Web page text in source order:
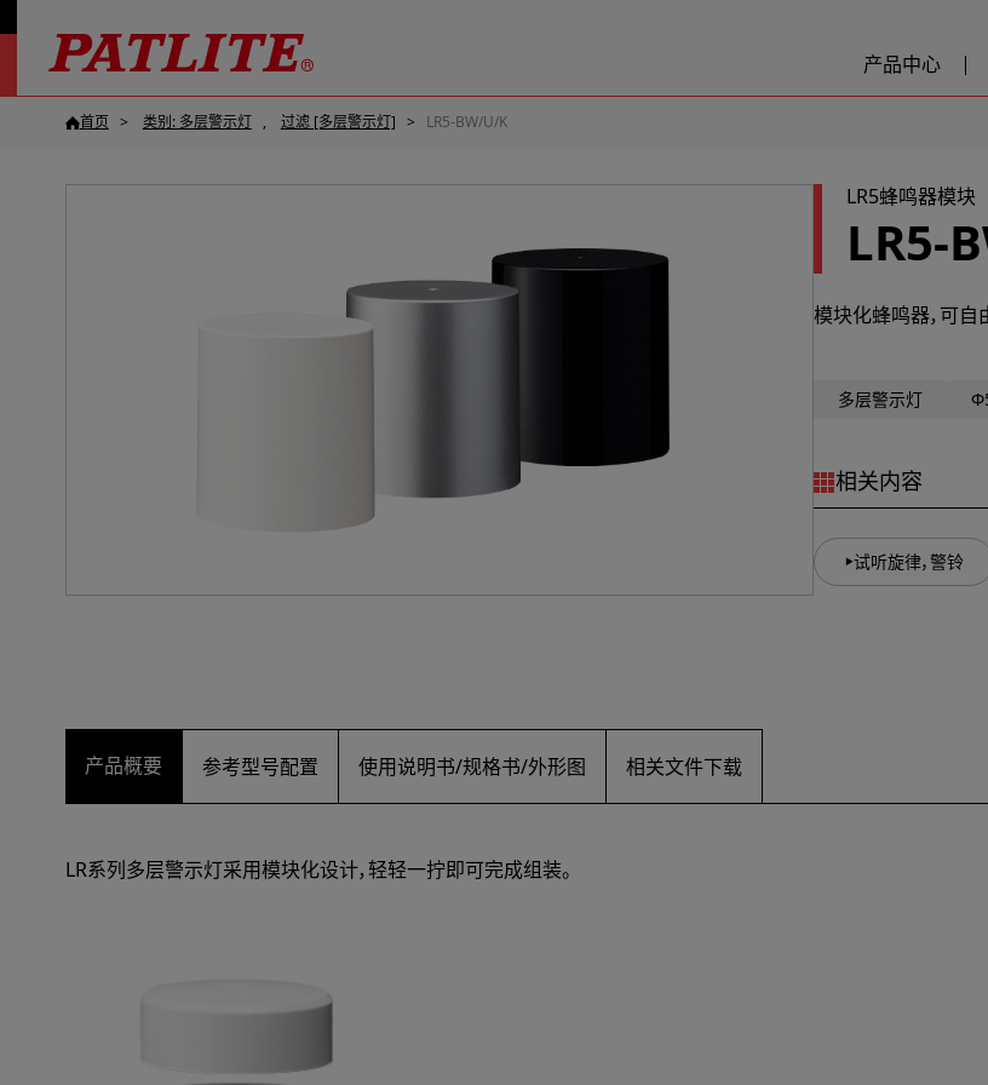
产品中心
首页 类别: 多层警示灯 过滤 [多层警示灯] LR5-BW/U/K
LR5蜂鸣器模块
LR5-
模块化蜂鸣器，可
多层警示灯
相关内容
试听旋律，警铃
产品概要 参考型号配置 使用说明书/规格书/外形图 相关文件下载
LR系列多层警示灯采用模块化设计，轻轻一拧即可完成组装。